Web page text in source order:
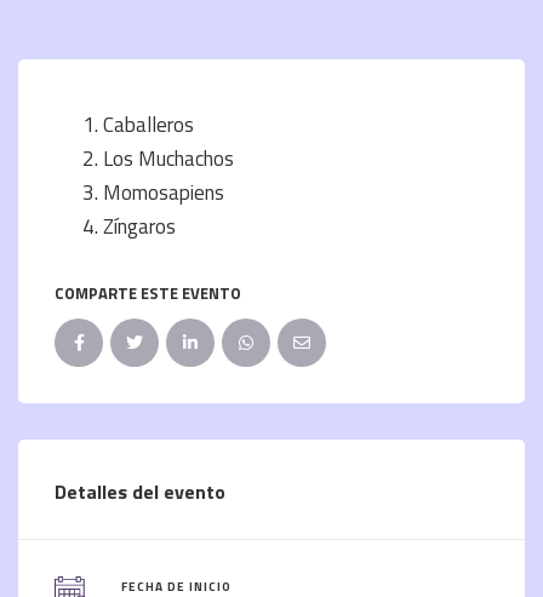
Caballeros
Los Muchachos
Momosapiens
Zíngaros
COMPARTE ESTE EVENTO
Detalles del evento
FECHA DE INICIO